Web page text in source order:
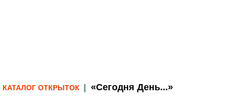
КАТАЛОГ ОТКРЫТОК «Сегодня День...»